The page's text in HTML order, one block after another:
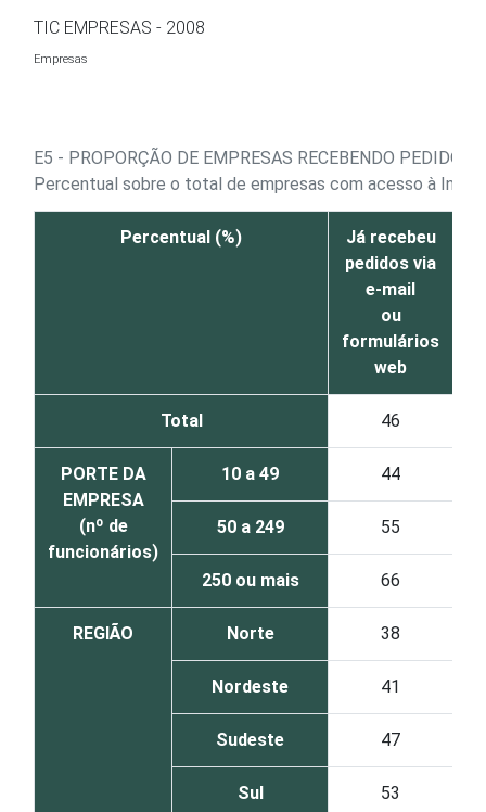
TIC EMPRESAS - 2008
Empresas
E5 - PROPORÇÃO DE EMPRESAS RECEBENDO PEDIDOS
Percentual sobre o total de empresas com acesso à
Percentual (%)
Já recebeu
pedidos via
e-mail
ou
formulários
web
Total 46
PORTE DA
EMPRESA
(nº de
funcionários)
10 a 49 44
50 a 249 55
250 ou mais 66
REGIÃO Norte 38
Nordeste 41
Sudeste 47
Sul 53